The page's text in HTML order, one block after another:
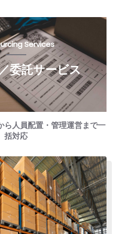
Services
委託サービス
ら人員配置・管理運営まで一
括対応